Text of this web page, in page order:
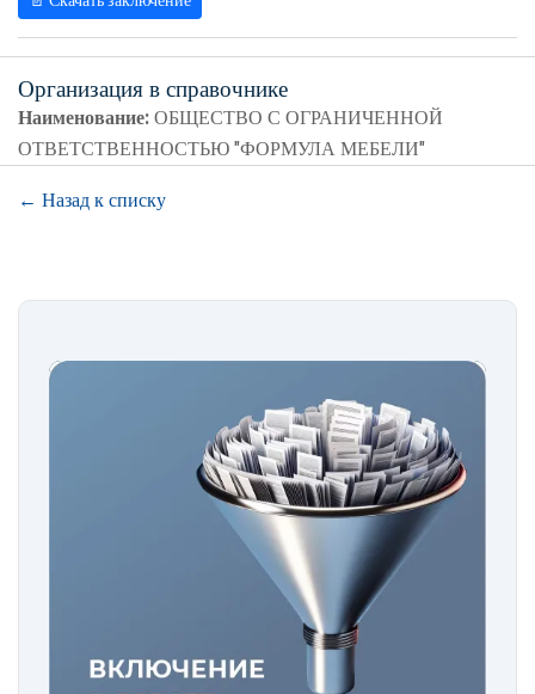
Организация в справочнике
Наименование:ОБЩЕСТВО С ОГРАНИЧЕННОЙ
ОТВЕТСТВЕННОСТЬЮ "ФОРМУЛА МЕБЕЛИ"
← Назад к списку